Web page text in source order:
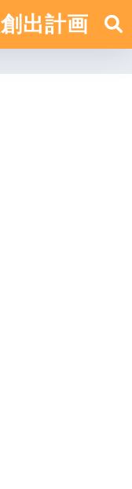
出計画